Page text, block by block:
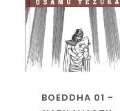
BOEDDHA 01 -